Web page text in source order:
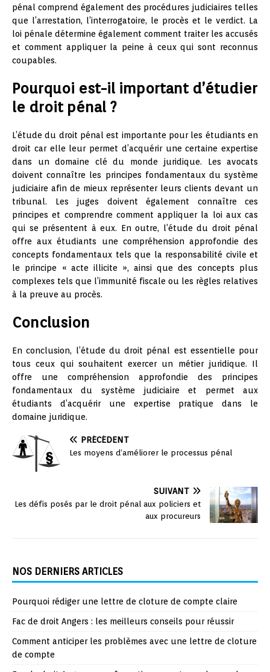
pénal comprend également des procédures judiciaires telles
que l’arrestation, l’interrogatoire, le procès et le verdict. La
loi pénale détermine également comment traiter les accusés
et comment appliquer la peine à ceux qui sont reconnus
coupables.
Pourquoi est-il important d’étudier
le droit pénal ?
L’étude du droit pénal est importante pour les étudiants en
droit car elle leur permet d’acquérir une certaine expertise
dans un domaine clé du monde juridique. Les avocats
doivent connaître les principes fondamentaux du système
judiciaire afin de mieux représenter leurs clients devant un
tribunal. Les juges doivent également connaître ces
principes et comprendre comment appliquer la loi aux cas
qui se présentent à eux. En outre, l’étude du droit pénal
offre aux étudiants une compréhension approfondie des
concepts fondamentaux tels que la responsabilité civile et
le principe « acte illicite », ainsi que des concepts plus
complexes tels que l’immunité fiscale ou les règles relatives
à la preuve au procès.
Conclusion
En conclusion, l’étude du droit pénal est essentielle pour
tous ceux qui souhaitent exercer un métier juridique. Il
offre une compréhension approfondie des principes
fondamentaux du système judiciaire et permet aux
étudiants d’acquérir une expertise pratique dans le
domaine juridique.
PRÉCÉDENT
Les moyens d’améliorer le processus pénal
SUIVANT
Les défis posés par le droit pénal aux policiers et
aux procureurs
NOS DERNIERS ARTICLES
Pourquoi rédiger une lettre de cloture de compte claire
Fac de droit Angers : les meilleurs conseils pour réussir
Comment anticiper les problèmes avec une lettre de cloture
de compte